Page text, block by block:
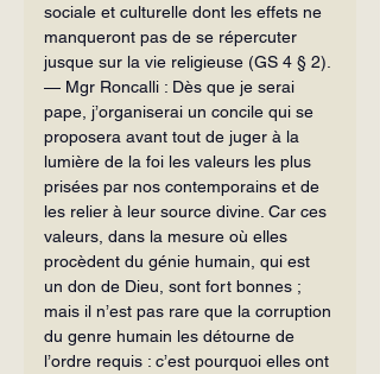
sociale et culturelle dont les effets ne
manqueront pas de se répercuter
jusque sur la vie religieuse (GS 4 § 2).
— Mgr Roncalli : Dès que je serai
pape, j’organiserai un concile qui se
proposera avant tout de juger à la
lumière de la foi les valeurs les plus
prisées par nos contemporains et de
les relier à leur source divine. Car ces
valeurs, dans la mesure où elles
procèdent du génie humain, qui est
un don de Dieu, sont fort bonnes ;
mais il n’est pas rare que la corruption
du genre humain les détourne de
l’ordre requis : c’est pourquoi elles ont